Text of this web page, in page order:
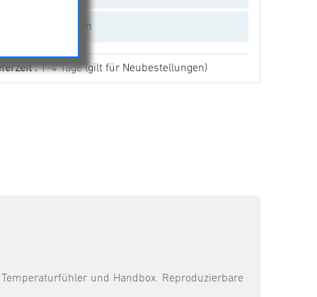
Empfehlen
:1-4 Tage(gilt für Neubestellungen)
und Handbox. Reproduzierbare